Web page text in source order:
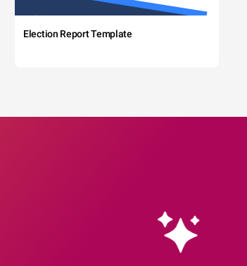
Election Report Template